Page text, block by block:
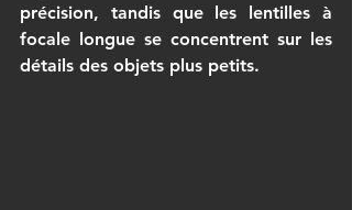
précision, tandis que les lentilles à
focale longue se concentrent sur les
détails des objets plus petits.